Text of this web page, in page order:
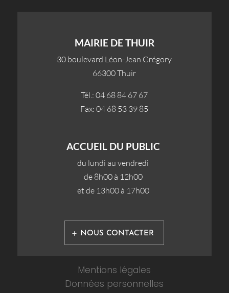
MAIRIE DE THUIR
30 boulevard Léon-Jean Grégory
66300 Thuir
Tél.: 04 68 84 67 67
Fax: 04 68 53 39 85
ACCUEIL DU PUBLIC
du lundi au vendredi
de 8h00 à 12h00
et de 13h00 à 17h00
NOUS CONTACTER
Mentions légales
Données personnelles